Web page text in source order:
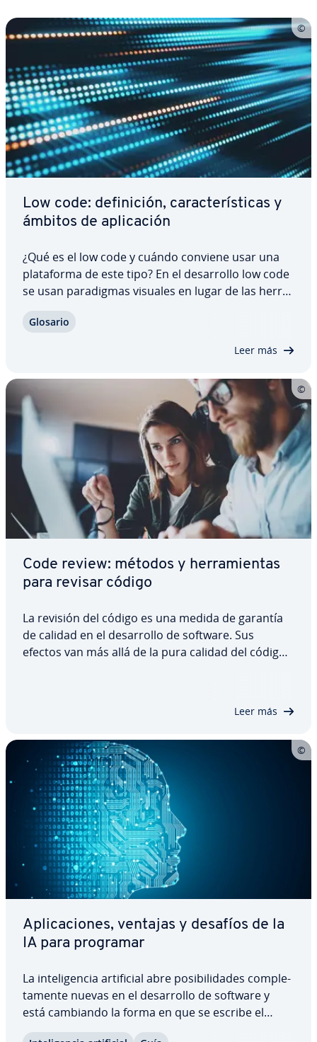
Low code: de­fi­ni­ción, ca­ra­c­te­rí­s­ti­cas y
ámbitos de apli­ca­ción
¿Qué es el low code y cuándo conviene usar una
pla­ta­fo­r­ma de este tipo? En el de­sa­rro­llo low code
se usan pa­ra­di­g­mas visuales en lugar de las he­rra­
enfoque es es­pe­cia­l­me­n­te útil cuando no se
Glosario
Leer más
Code review: métodos y he­rra­mie­n­tas
para revisar código
La revisión del código es una medida de garantía
de calidad en el de­sa­rro­llo de software. Sus
efectos van más allá de la pura calidad del código:
Leer más
Apli­ca­cio­nes, ventajas y desafíos de la
IA para programar
La in­te­li­ge­n­cia ar­ti­fi­cial abre po­si­bi­li­da­des co­m­ple­
ta­me­n­te nuevas en el de­sa­rro­llo de software y
está cambiando la forma en que se escribe el